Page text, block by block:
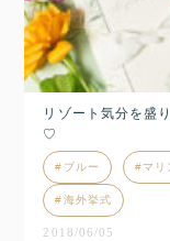
リゾート気分を盛
♡
ブルー マリ
海外挙式
2018/06/05